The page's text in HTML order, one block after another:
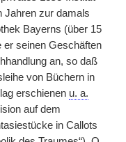
Jahren zur damals
Bayerns (über 15
er seinen Geschäften
an, so daß
von Büchern in
erschienen u. a.
auf dem
in Callots